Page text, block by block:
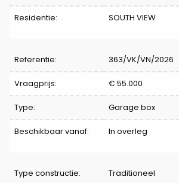
Residentie: SOUTH VIEW
Referentie: 363/VK/VN/2026
Vraagprijs: € 55.000
Type: Garage box
Beschikbaar vanaf: In overleg
Type constructie: Traditioneel